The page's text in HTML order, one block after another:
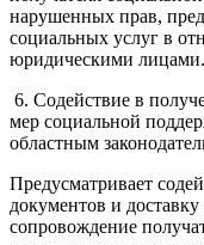
нарушенных прав,
социальных услуг в
юридическими лицами.
6. Содействие в
мер социальной
областным
Предусматривает
документов и
сопровождение